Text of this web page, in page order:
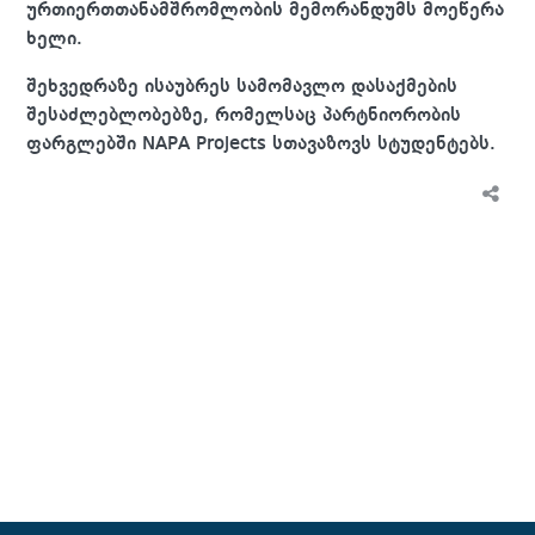
ურთიერთთანამშრომლობის მემორანდუმს მოეწერა
ხელი.
შეხვედრაზე ისაუბრეს სამომავლო დასაქმების
შესაძლებლობებზე, რომელსაც პარტნიორობის
ფარგლებში NAPA Projects სთავაზოვს სტუდენტებს.